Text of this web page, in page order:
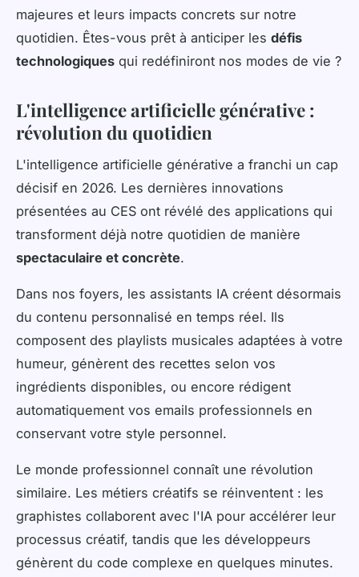
majeures et leurs impacts concrets sur notre
quotidien. Êtes-vous prêt à anticiper les défis
technologiques qui redéfiniront nos modes de vie ?
L'intelligence artificielle générative :
révolution du quotidien
L'intelligence artificielle générative a franchi un cap
décisif en 2026. Les dernières innovations
présentées au CES ont révélé des applications qui
transforment déjà notre quotidien de manière
spectaculaire et concrète.
Dans nos foyers, les assistants IA créent désormais
du contenu personnalisé en temps réel. Ils
composent des playlists musicales adaptées à votre
humeur, génèrent des recettes selon vos
ingrédients disponibles, ou encore rédigent
automatiquement vos emails professionnels en
conservant votre style personnel.
Le monde professionnel connaît une révolution
similaire. Les métiers créatifs se réinventent : les
graphistes collaborent avec l'IA pour accélérer leur
processus créatif, tandis que les développeurs
génèrent du code complexe en quelques minutes.